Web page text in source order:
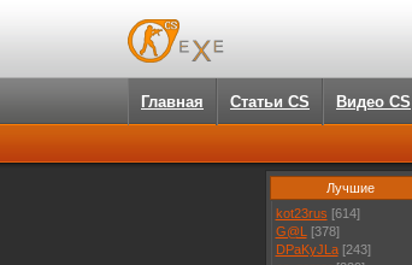
Главная Статьи CS Видео CS
Лучшие
kot23rus [614]
G@L
[378]
DPaKyJLa[243]